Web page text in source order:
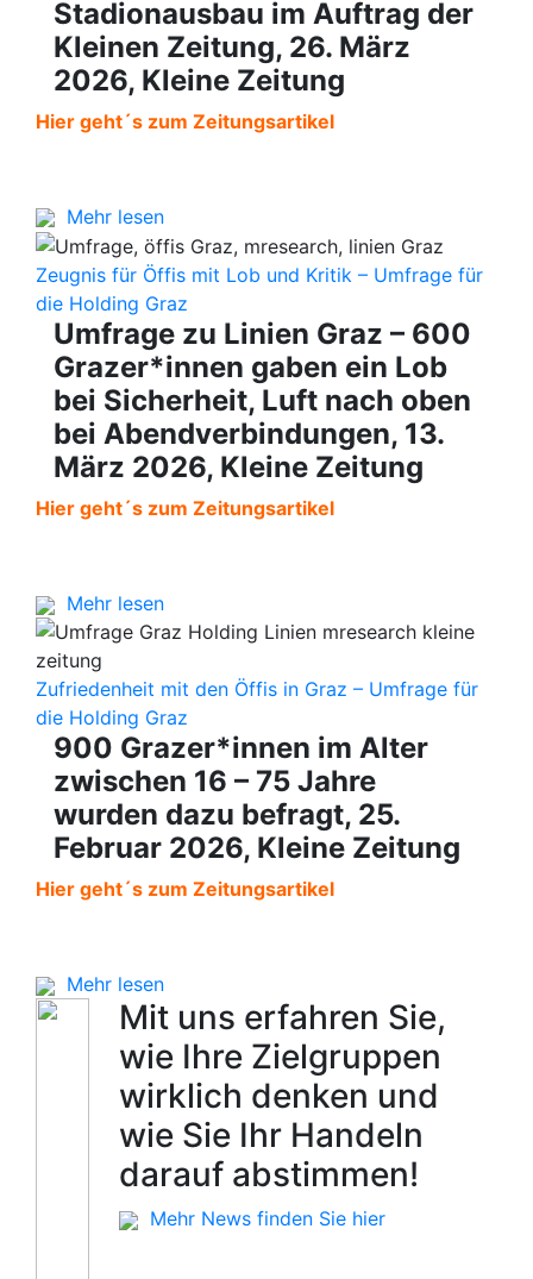
Stadionausbau im Auftrag der
Kleinen Zeitung, 26. März
2026, Kleine Zeitung
Hier geht´s zum Zeitungsartikel
Mehr lesen
Zeugnis für Öffis mit Lob und Kritik – Umfrage für
die Holding Graz
Umfrage zu Linien Graz – 600
Grazer*innen gaben ein Lob
bei Sicherheit, Luft nach oben
bei Abendverbindungen, 13.
März 2026, Kleine Zeitung
Hier geht´s zum Zeitungsartikel
Mehr lesen
Zufriedenheit mit den Öffis in Graz – Umfrage für
die Holding Graz
900 Grazer*innen im Alter
zwischen 16 – 75 Jahre
wurden dazu befragt, 25.
Februar 2026, Kleine Zeitung
Hier geht´s zum Zeitungsartikel
Mehr lesen
Mit uns erfahren Sie,
wie Ihre Zielgruppen
wirklich denken und
wie Sie Ihr Handeln
darauf abstimmen!
Mehr News finden Sie hier